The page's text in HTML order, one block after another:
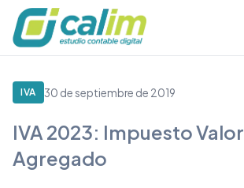
IVA 30 de septiembre de 2019
IVA 2023: Impuesto Valor
Agregado